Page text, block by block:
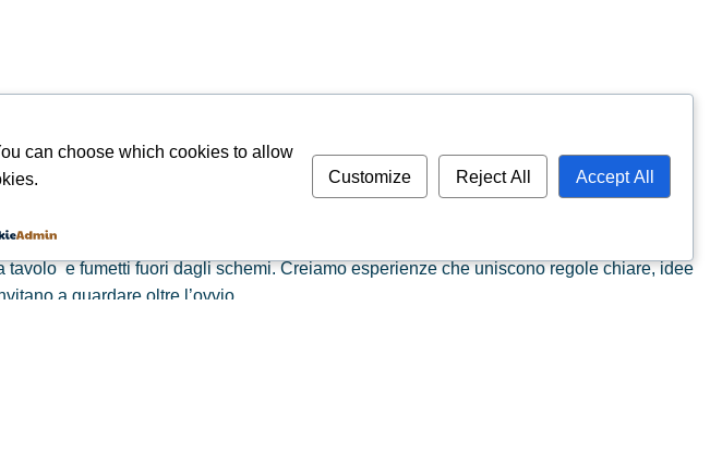
e fumetti fuori dagli schemi. Creiamo esperienze che uniscono regole chiare, idee
a guardare oltre l’ovvio.
can choose which cookies to allow
Customize Reject All Accept All